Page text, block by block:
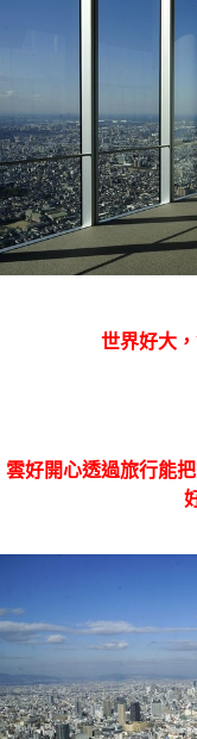
世界好大
雲好開心透過旅行能